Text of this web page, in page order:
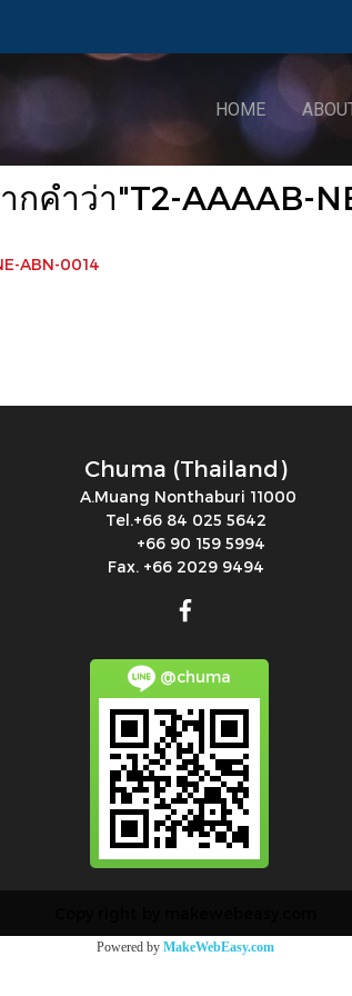
HOME
กคำว่า"T2-AAAAB-
ABN-0014
Chuma (Thailand)
A.Muang Nonthaburi 11000
Tel.+66 84 025 5642
+66 90 159 5994
Fax. +66 2029 9494
@chuma
Powered by MakeWebEasy.com